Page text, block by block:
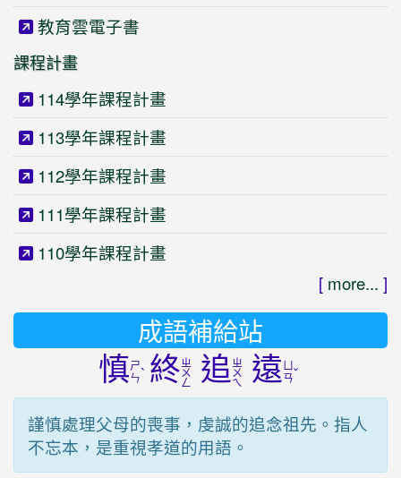
教育雲電子書
課程計畫
114學年課程計畫
113學年課程計畫
112學年課程計畫
111學年課程計畫
110學年課程計畫
[ more... ]
成語補給站
慎ㄕ
ㄣˋ 終ㄓ
ㄨ
ㄥ 追ㄓ
ㄨ
ㄟ 遠ㄩ
ㄢˇ
謹慎處理父母的喪事，虔誠的追念祖先。指人
不忘本，是重視孝道的用語。